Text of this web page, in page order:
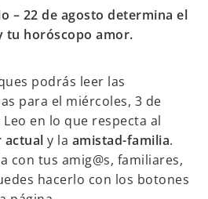
– 22 de agosto determina el
tu horóscopo amor.
podrás leer las
para el miércoles, 3 de
en lo que respecta al
actual y la amistad-familia.
con tus amig@s, familiares,
hacerlo con los botones